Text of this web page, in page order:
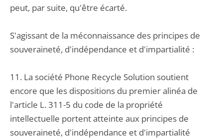
peut, par suite, qu'être écarté.
S'agissant de la méconnaissance des principes de
souveraineté, d'indépendance et d'impartialité :
11. La société Phone Recycle Solution soutient
encore que les dispositions du premier alinéa de
l'article L. 311-5 du code de la propriété
intellectuelle portent atteinte aux principes de
souveraineté, d'indépendance et d'impartialité